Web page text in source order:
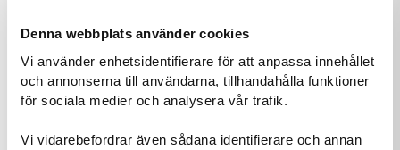
Denna webbplats använder cookies
Vi använder enhetsidentifierare för att anpassa innehållet
och annonserna till användarna, tillhandahålla funktioner
för sociala medier och analysera vår trafik.
Vi vidarebefordrar även sådana identifierare och annan
03 jun
2026
Nyhet